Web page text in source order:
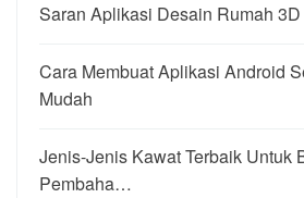
Saran Aplikasi Desain Rumah
Cara Membuat Aplikasi Android
Mudah
Jenis-Jenis Kawat Terbaik Untuk
Pembaha…